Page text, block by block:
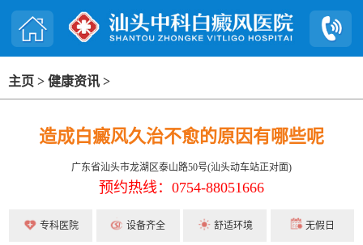
主页 > 健康资讯 >
造成白癜风久治不愈的原因有哪些呢
广东省汕头市龙湖区泰山路50号(汕头动车站正对面)
预约热线：0754-88051666
专科医院 设备齐全 舒适环境 无假日